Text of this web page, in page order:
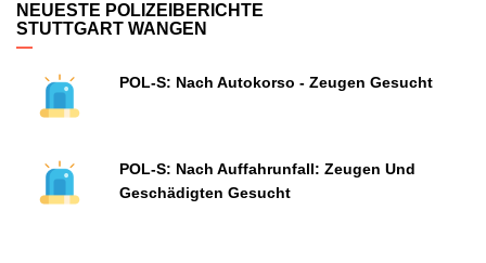
NEUESTE POLIZEIBERICHTE
STUTTGART WANGEN
POL-S: Nach Autokorso - Zeugen Gesucht
POL-S: Nach Auffahrunfall: Zeugen Und
Geschädigten Gesucht